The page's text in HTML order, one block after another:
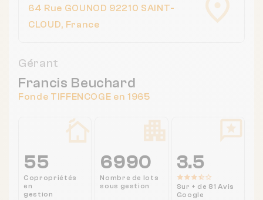
64 Rue GOUNOD 92210 SAINT-
CLOUD, France
Gérant
Francis Beuchard
Fonde TIFFENCOGE en 1965
55
Copropriétés
en
gestion
6990
Nombre de lots
sous gestion
3.5
Sur + de 81 Avis
Google